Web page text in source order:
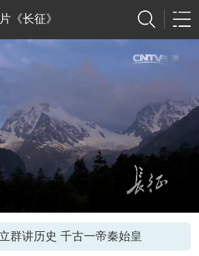
《长征》
群讲历史 千古一帝秦始皇